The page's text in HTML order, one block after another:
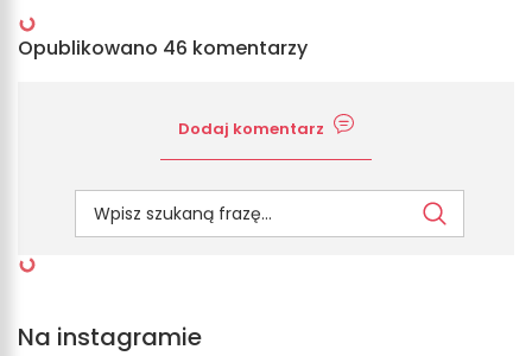
Opublikowano 46 komentarzy
Dodaj komentarz
Na instagramie